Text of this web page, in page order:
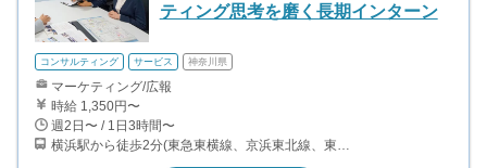
ティング思考を磨く長期インターン
コンサルティング サービス 神奈川県
マーケティング/広報
時給 1,350円〜
週2日〜 / 1日3時間〜